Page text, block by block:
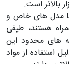
بالاتر است.
مدل های خاص و
هستند، طیفی
های محدود این
استفاده از مواد